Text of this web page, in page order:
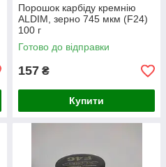
Порошок карбіду кремнію
ALDIM, зерно 745 мкм (F24)
100 г
Готово до відправки
157 ₴
Купити